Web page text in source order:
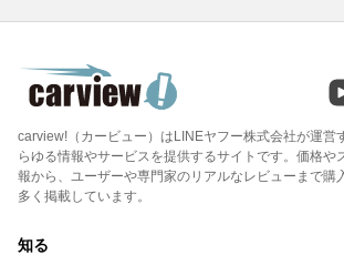
carview!（カービュー）はLINEヤフー株式会社が運営
らゆる情報やサービスを提供するサイトです。価格や
報から、ユーザーや専門家のリアルなレビューまで購
多く掲載しています。
知る